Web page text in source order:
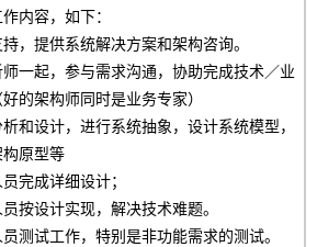
内容，如下：
，提供系统解决方案和架构咨询。
一起，参与需求沟通，协助完成技术／业
的架构师同时是业务专家）
和设计，进行系统抽象，设计系统模型，
原型等
完成详细设计；
按设计实现，解决技术难题。
测试工作，特别是非功能需求的测试。